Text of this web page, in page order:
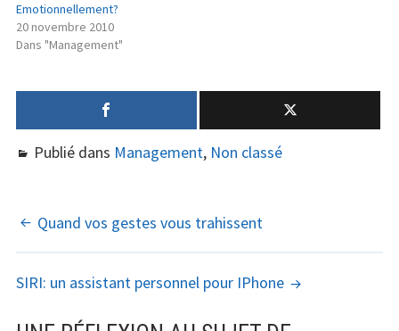
Emotionnellement?
20 novembre 2010
Dans "Management"
Publié dans Management, Non classé
NAVIGATION
DES
ARTICLES
Quand vos gestes vous trahissent
SIRI: un assistant personnel pour IPhone